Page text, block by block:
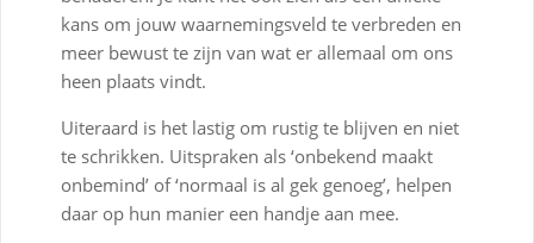
kans om jouw waarnemingsveld te verbreden en
meer bewust te zijn van wat er allemaal om ons
heen plaats vindt.
Uiteraard is het lastig om rustig te blijven en niet
te schrikken. Uitspraken als ‘onbekend maakt
onbemind’ of ‘normaal is al gek genoeg’, helpen
daar op hun manier een handje aan mee.